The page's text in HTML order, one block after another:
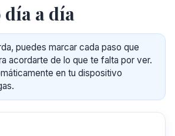
a día
puedes marcar cada paso que
acordarte de lo que te falta por ver.
en tu dispositivo